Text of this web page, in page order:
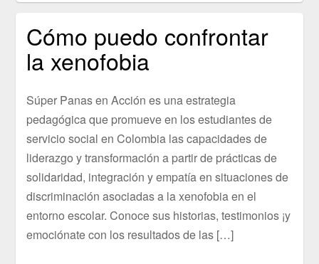
Cómo puedo confrontar
la xenofobia
Súper Panas en Acción es una estrategia
pedagógica que promueve en los estudiantes de
servicio social en Colombia las capacidades de
liderazgo y transformación a partir de prácticas de
solidaridad, integración y empatía en situaciones de
discriminación asociadas a la xenofobia en el
entorno escolar. Conoce sus historias, testimonios ¡y
emociónate con los resultados de las […]